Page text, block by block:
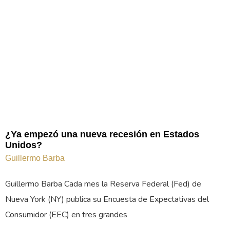
¿Ya empezó una nueva recesión en Estados
Unidos?
Guillermo Barba
Guillermo Barba Cada mes la Reserva Federal (Fed) de
Nueva York (NY) publica su Encuesta de Expectativas del
Consumidor (EEC) en tres grandes